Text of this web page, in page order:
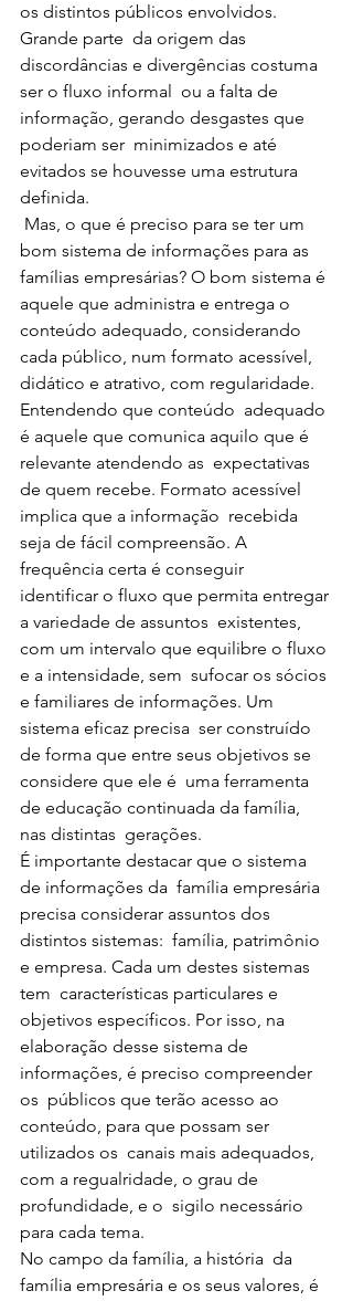
os distintos públicos envolvidos.
Grande parte  da origem das
discordâncias e divergências costuma
ser o fluxo informal  ou a falta de
informação, gerando desgastes que
poderiam ser  minimizados e até
evitados se houvesse uma estrutura
definida.
bom sistema de informações para as
famílias empresárias? O bom sistema é
aquele que administra e entrega o
conteúdo adequado, considerando
cada público, num formato acessível,
didático e atrativo, com regularidade.
Entendendo que conteúdo  adequado
é aquele que comunica aquilo que é
relevante atendendo as  expectativas
de quem recebe. Formato acessível
implica que a informação  recebida
seja de fácil compreensão. A
frequência certa é conseguir
identificar o fluxo que permita entregar
a variedade de assuntos  existentes,
com um intervalo que equilibre o fluxo
e a intensidade, sem  sufocar os sócios
e familiares de informações. Um
sistema eficaz precisa  ser construído
de forma que entre seus objetivos se
considere que ele é  uma ferramenta
de educação continuada da família,
nas distintas  gerações.
É importante destacar que o sistema
de informações da  família empresária
precisa considerar assuntos dos
distintos sistemas:  família, patrimônio
e empresa. Cada um destes sistemas
tem  características particulares e
objetivos específicos. Por isso, na
elaboração desse sistema de
informações, é preciso compreender
os  públicos que terão acesso ao
conteúdo, para que possam ser
utilizados os  canais mais adequados,
com a regualridade, o grau de
profundidade, e o  sigilo necessário
para cada tema.
No campo da família, a história  da
família empresária e os seus valores, é